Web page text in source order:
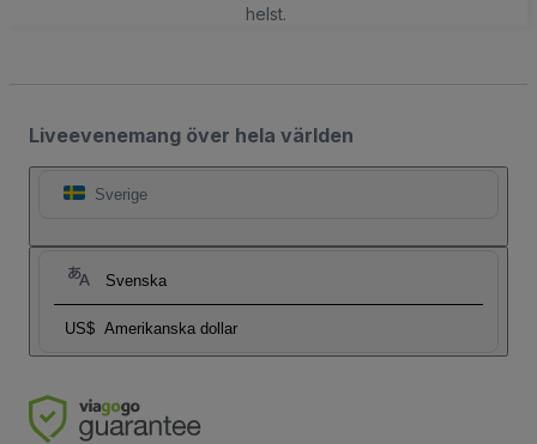
helst.
Liveevenemang över hela världen
Sverige
Svenska
US$ Amerikanska dollar